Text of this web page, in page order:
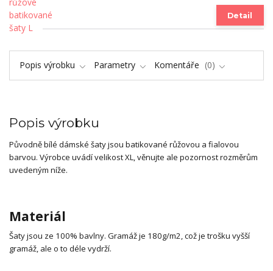
Detail
Popis výrobku Parametry Komentáře 0
Popis výrobku
Původně bílé dámské šaty jsou batikované růžovou a fialovou
barvou. Výrobce uvádí velikost XL, věnujte ale pozornost rozměrům
uvedeným níže.
Materiál
Šaty jsou ze 100% bavlny. Gramáž je 180g/m2, což je trošku vyšší
gramáž, ale o to déle vydrží.